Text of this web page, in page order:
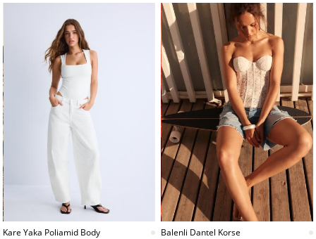
Kare Yaka Poliamid Body
Balenli Dantel Korse